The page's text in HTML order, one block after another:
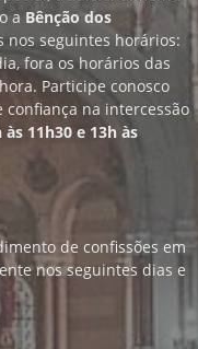
a Bênção dos
nos seguintes horários:
fora os horários das
Participe conosco
confiança na intercessão
11h30 e 13h às
de confissões em
nos seguintes dias e